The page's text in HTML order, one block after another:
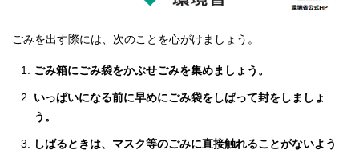
ごみを出す際には、次のことを心がけましょう。
ごみ箱にごみ袋をかぶせごみを集めましょう。
いっぱいになる前に早めにごみ袋をしばって封をしましょ
う。
しばるときは、マスク等のごみに直接触れることがないよう